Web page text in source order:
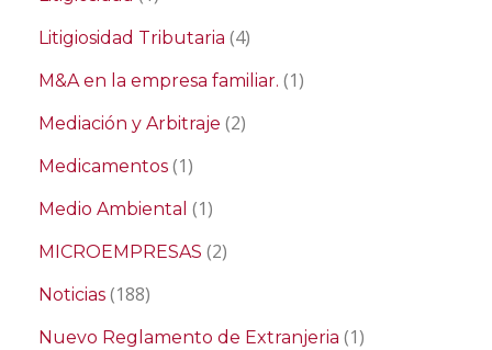
Litigiosidad Tributaria (4)
M&A en la empresa familiar. (1)
Mediación y Arbitraje (2)
Medicamentos (1)
Medio Ambiental (1)
MICROEMPRESAS (2)
Noticias (188)
Nuevo Reglamento de Extranjeria (1)